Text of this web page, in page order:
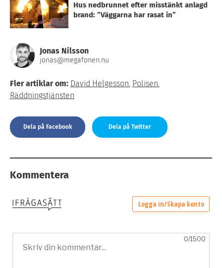
Hus nedbrunnet efter misstänkt anlagd
brand: ”Väggarna har rasat in”
Jonas Nilsson
jonas@megafonen.nu
Fler artiklar om: David Helgesson, Polisen,
Räddningstjänsten
Dela på Facebook Dela på Twitter
Kommentera